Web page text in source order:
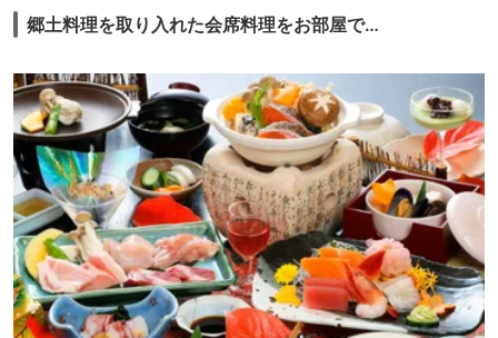
郷土料理を取り入れた会席料理をお部屋で…